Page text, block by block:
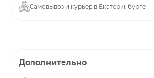
Самовывоз и курьер в Екатеринбурге
Дополнительно
об оплате Плайтом
Остались вопросы?